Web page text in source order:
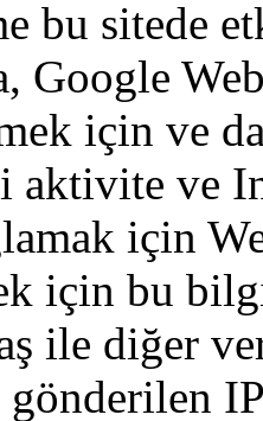
bu sitede
, Google
için ve
aktivite ve
için
için bu
ile diğer
gönderilen IP